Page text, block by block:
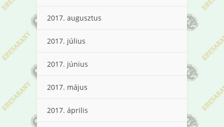
2017. augusztus
2017. július
2017. június
2017. május
2017. április